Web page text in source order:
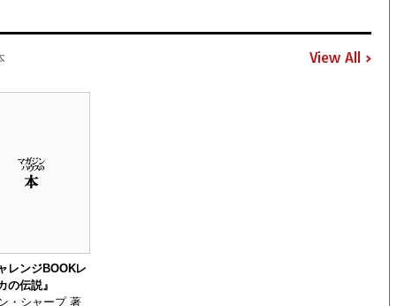
View All
レンジBOOKレ
の伝説』
・シャープ 著